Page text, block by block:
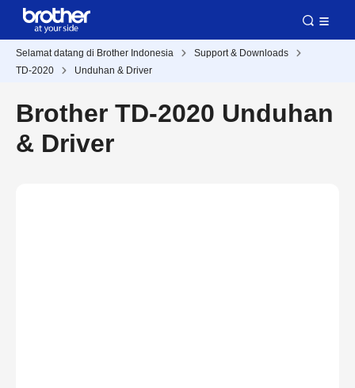
Selamat datang di Brother Indonesia
Support & Downloads
TD-2020
Unduhan & Driver
Brother TD-2020 Unduhan
& Driver